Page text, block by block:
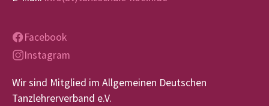
Facebook
Instagram
Wir sind Mitglied im Allgemeinen Deutschen
Tanzlehrerverband e.V.